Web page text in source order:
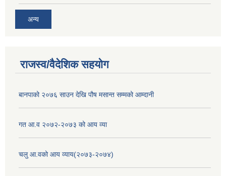
अन्य
राजस्व/वैदेशिक सहयोग
बानपाको २०७६ साउन देखि पौष मसान्त सम्मको आम्दानी
गत आ.व २०७२-२०७३ को आय व्या
चलु आ.वको आय व्याय(२०७३-२०७४)